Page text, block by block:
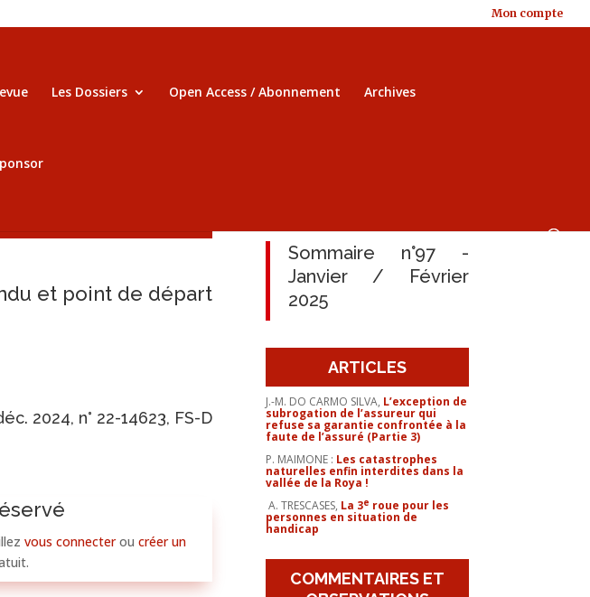
Mon compte
Les Dossiers Open Access / Abonnement Archives
et point de départ
2024, n° 22-14623, FS-D
vous connecteroucréer un
Sommaire n°97 -
Janvier / Février
2025
ARTICLES
J.-M. DO CARMO SILVA, L’exception de
subrogation de l’assureur qui
refuse sa garantie confrontée à la
faute de l’assuré (Partie 3)
P. MAIMONE : Les catastrophes
naturelles enfin interdites dans la
vallée de la Roya !
A. TRESCASES, La 3e roue pour les
personnes en situation de
handicap
COMMENTAIRES ET